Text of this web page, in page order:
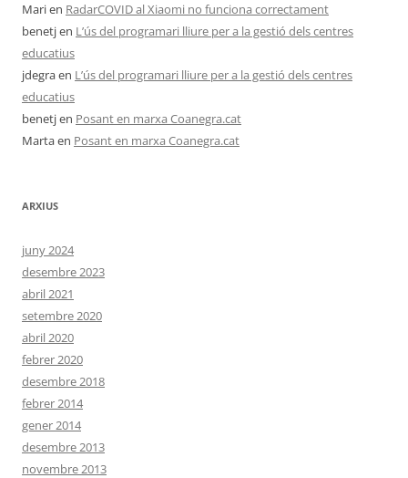
Marien RadarCOVID al Xiaomi no funciona correctament
benetjen L’ús del programari lliure per a la gestió dels centres
educatius
jdegraen L’ús del programari lliure per a la gestió dels centres
educatius
benetjen Posant en marxa Coanegra.cat
Martaen Posant en marxa Coanegra.cat
ARXIUS
juny 2024
desembre 2023
abril 2021
setembre 2020
abril 2020
febrer 2020
desembre 2018
febrer 2014
gener 2014
desembre 2013
novembre 2013